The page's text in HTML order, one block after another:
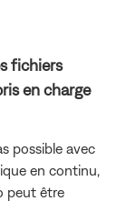
fichiers
en charge
possible avec
en continu,
peut être